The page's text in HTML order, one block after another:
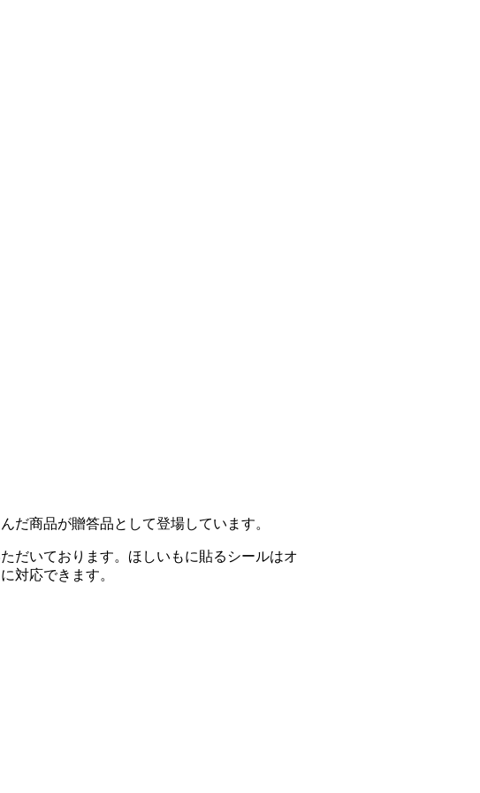
だ商品が贈答品として登場しています。
だいております。ほしいもに貼るシールはオ
対応できます。